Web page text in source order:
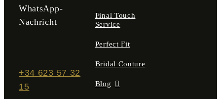
WhatsApp-
Nachricht
+34 623 57 32
15
Final Touch
Service
Perfect Fit
Bridal Couture
Blog